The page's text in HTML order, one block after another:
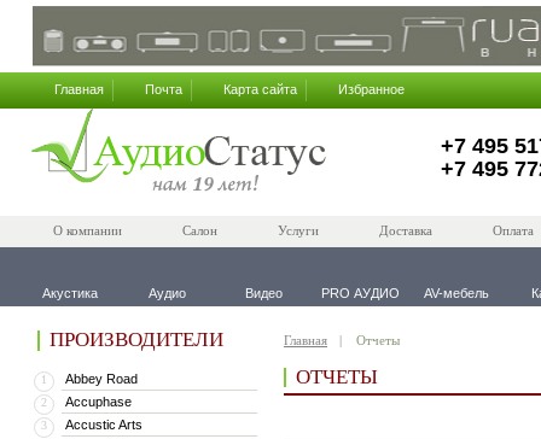
Главная Почта Карта сайта Избранное
+7 495
+7 495
О компании Салон Услуги Доставка Оплата
Акустика Аудио Видео PRO АУДИО AV-мебель
ПРОИЗВОДИТЕЛИ
1 Abbey Road
2 Accuphase
3 Accustic Arts
Главная Отчеты
ОТЧЕТЫ